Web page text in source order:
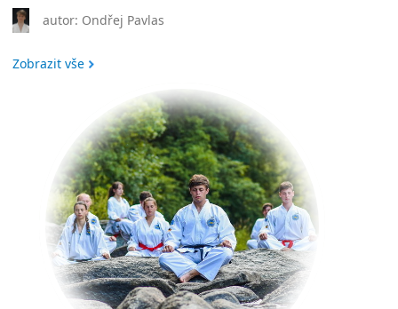
autor: Ondřej Pavlas
Zobrazit vše